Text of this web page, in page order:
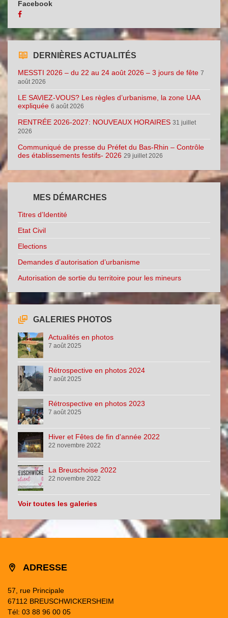
Facebook
DERNIÈRES ACTUALITÉS
MESSTI 2026 – du 22 au 24 août 2026 – 3 jours de fête 7
août 2026
LE SAVIEZ-VOUS? Les règles d’urbanisme, la zone UAA
expliquée 6 août 2026
RENTRÉE 2026-2027: NOUVEAUX HORAIRES 31 juillet
2026
Communiqué de presse du Préfet du Bas-Rhin – Contrôle
des établissements festifs- 2026 29 juillet 2026
MES DÉMARCHES
Titres d’Identité
Etat Civil
Elections
Demandes d’autorisation d’urbanisme
Autorisation de sortie du territoire pour les mineurs
GALERIES PHOTOS
Actualités en photos
7 août 2025
Rétrospective en photos 2024
7 août 2025
Rétrospective en photos 2023
7 août 2025
Hiver et Fêtes de fin d'année 2022
22 novembre 2022
La Breuschoise 2022
22 novembre 2022
Voir toutes les galeries
ADRESSE
57, rue Principale
67112 BREUSCHWICKERSHEIM
Tél: 03 88 96 00 05